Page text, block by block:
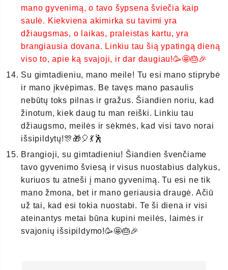
mano gyvenimą, o tavo šypsena šviečia kaip
saulė. Kiekviena akimirka su tavimi yra
džiaugsmas, o laikas, praleistas kartu, yra
brangiausia dovana. Linkiu tau šią ypatingą dieną
viso to, apie ką svajoji, ir dar daugiau!🥳🤩🎂🎉
Su gimtadieniu, mano meile! Tu esi mano stiprybė
ir mano įkvėpimas. Be tavęs mano pasaulis
nebūtų toks pilnas ir gražus. Šiandien noriu, kad
žinotum, kiek daug tu man reiški. Linkiu tau
džiaugsmo, meilės ir sėkmės, kad visi tavo norai
išsipildytų!🎊🎁🎈💃🕺
Brangioji, su gimtadieniu! Šiandien švenčiame
tavo gyvenimo šviesą ir visus nuostabius dalykus,
kuriuos tu atneši į mano gyvenimą. Tu esi ne tik
mano žmona, bet ir mano geriausia draugė. Ačiū
už tai, kad esi tokia nuostabi. Te ši diena ir visi
ateinantys metai būna kupini meilės, laimės ir
svajonių išsipildymo!🥳🤩🎂🎉